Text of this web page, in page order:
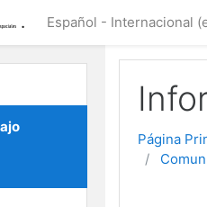
. Español - Internacional
Página